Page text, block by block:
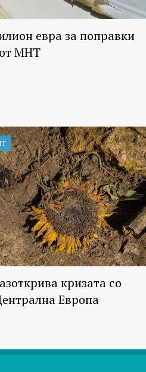
евра за поправки
МНТ
кризата со
Европа